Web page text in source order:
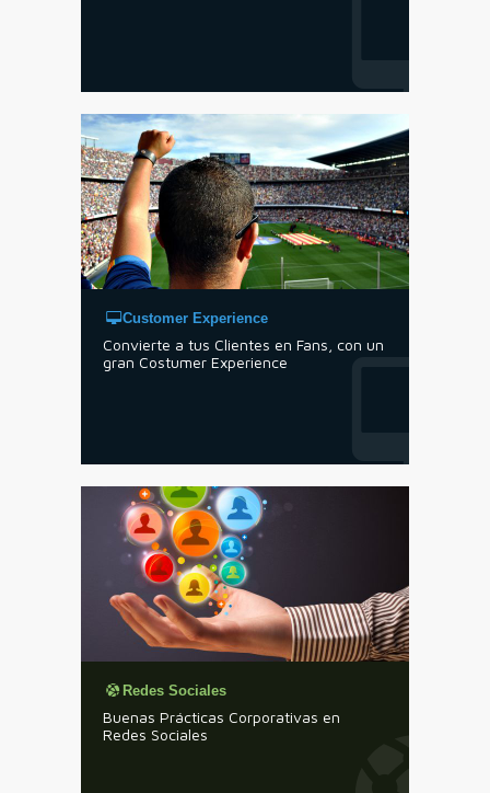
Customer Experience
Convierte a tus Clientes en Fans, con un
gran Costumer Experience
Redes Sociales
Buenas Prácticas Corporativas en
Redes Sociales